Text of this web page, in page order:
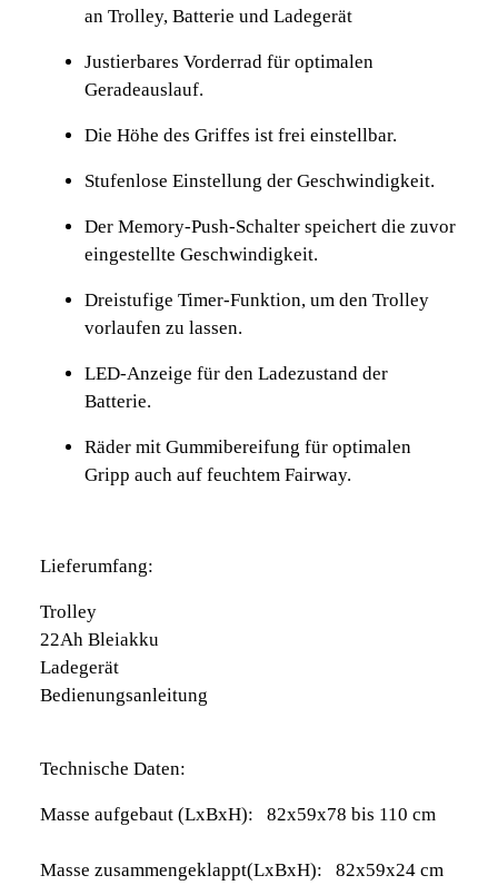
an Trolley, Batterie und Ladegerät
Justierbares Vorderrad für optimalen
Geradeauslauf.
Die Höhe des Griffes ist frei einstellbar.
Stufenlose Einstellung der Geschwindigkeit.
Der Memory-Push-Schalter speichert die zuvor
eingestellte Geschwindigkeit.
Dreistufige Timer-Funktion, um den Trolley
vorlaufen zu lassen.
LED-Anzeige für den Ladezustand der
Batterie.
Räder mit Gummibereifung für optimalen
Gripp auch auf feuchtem Fairway.
Lieferumfang:
Trolley
22Ah Bleiakku
Ladegerät
Bedienungsanleitung
Technische Daten:
Masse aufgebaut (LxBxH): 82x59x78 bis 110 cm
Masse zusammengeklappt(LxBxH): 82x59x24 cm